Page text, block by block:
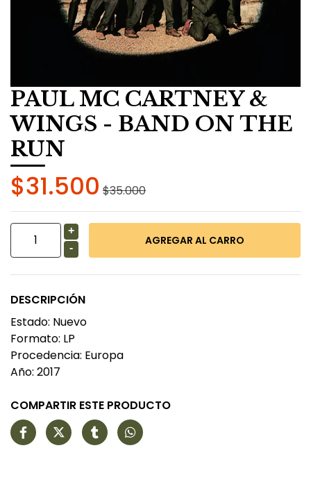
PAUL MC CARTNEY &
WINGS - BAND ON THE
RUN
$31.500 $35.000
+
-
DESCRIPCIÓN
Estado: Nuevo
Formato: LP
Procedencia: Europa
Año: 2017
COMPARTIR ESTE PRODUCTO